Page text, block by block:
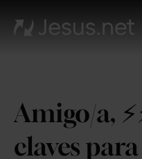
Amigo/a,
claves